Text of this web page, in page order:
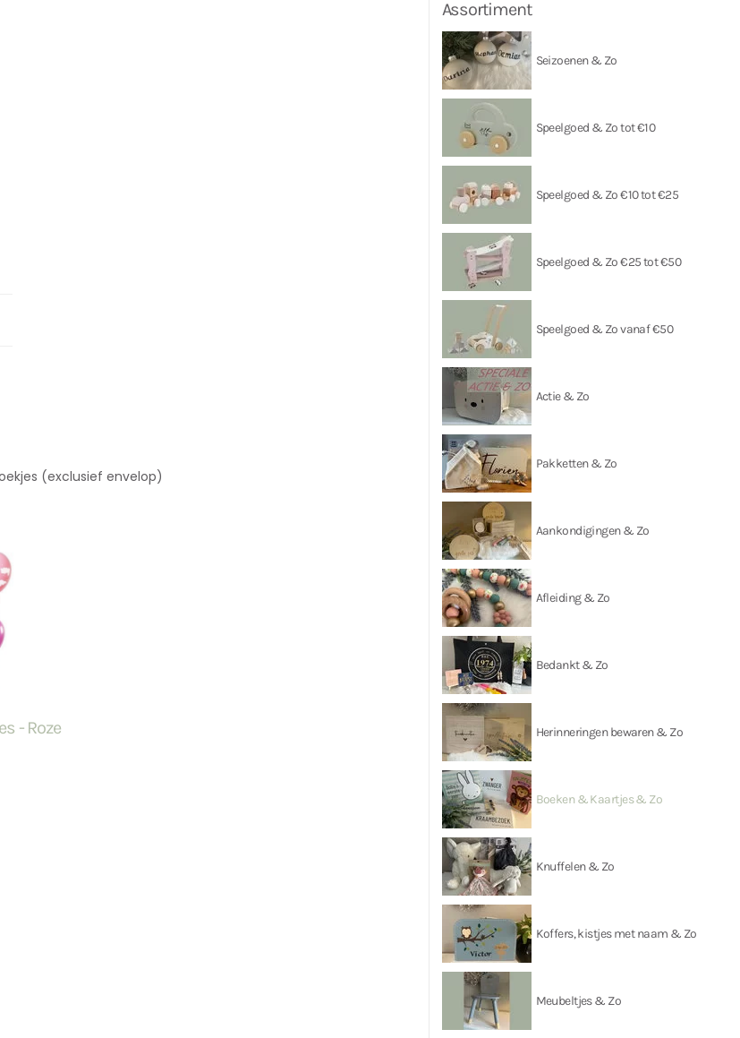
(exclusief envelop)
- Roze
Assortiment
Seizoenen & Zo
Speelgoed & Zo tot €10
Speelgoed & Zo €10 tot €25
Speelgoed & Zo €25 tot €50
Speelgoed & Zo vanaf €50
Actie & Zo
Pakketten & Zo
Aankondigingen & Zo
Afleiding & Zo
Bedankt & Zo
Herinneringen bewaren & Zo
Boeken & Kaartjes & Zo
Knuffelen & Zo
Koffers, kistjes met naam & Zo
Meubeltjes & Zo